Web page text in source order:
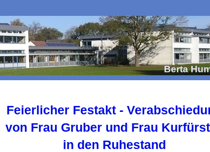
Berta
Feierlicher Festakt -
von Frau Gruber und Frau
in den Ruhestand